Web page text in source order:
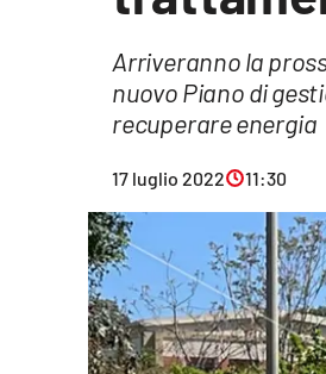
Economia e lavoro
Streaming
Arriveranno la
nuovo Piano di
recuperare energia
17 luglio 2022 11:30